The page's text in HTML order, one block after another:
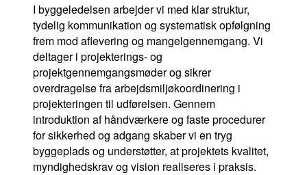
I byggeledelsen arbejder vi med klar struktur,
tydelig kommunikation og systematisk opfølgning
frem mod aflevering og mangelgennemgang. Vi
deltager i projekterings- og
projektgennemgangsmøder og sikrer
overdragelse fra arbejdsmiljøkoordinering i
projekteringen til udførelsen. Gennem
introduktion af håndværkere og faste procedurer
for sikkerhed og adgang skaber vi en tryg
byggeplads og understøtter, at projektets kvalitet,
myndighedskrav og vision realiseres i praksis.